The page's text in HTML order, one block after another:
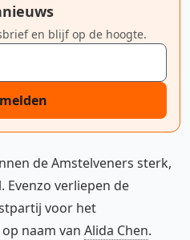
en blijf op de hoogte.
de Amstelveners sterk,
Evenzo verliepen de
voor het
naam van Alida Chen.